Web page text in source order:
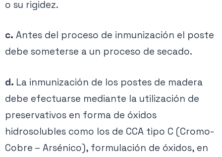
o su rigidez.
c. Antes del proceso de inmunización el poste
debe someterse a un proceso de secado.
d. La inmunización de los postes de madera
debe efectuarse mediante la utilización de
preservativos en forma de óxidos
hidrosolubles como los de CCA tipo C (Cromo-
Cobre – Arsénico), formulación de óxidos, en